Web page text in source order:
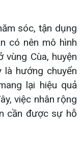
sóc, tận dụng
có nên mô hình
Cùa, huyện
hướng chuyển
lại hiệu quả
việc nhân rộng
cần được sự hỗ